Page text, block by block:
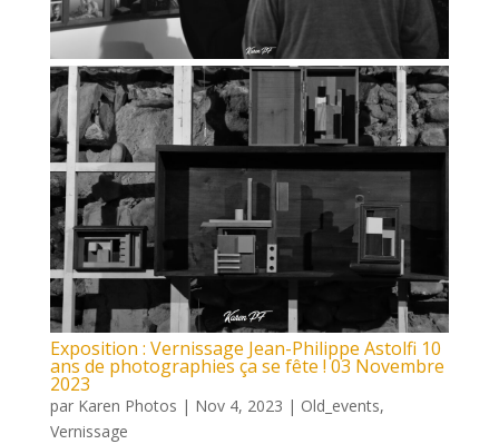
Exposition : Vernissage Jean-Philippe Astolfi 10
ans de photographies ça se fête ! 03 Novembre
2023
par Karen Photos | Nov 4, 2023 | Old_events,
Vernissage